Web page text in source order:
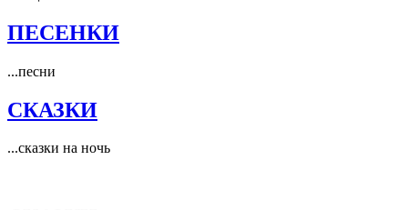
ПЕСЕНКИ
...песни
СКАЗКИ
...сказки на ночь